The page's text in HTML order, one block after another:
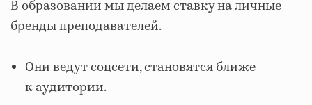
В образовании мы делаем ставку на личные
бренды преподавателей.
Они ведут соцсети, становятся ближе
к аудитории.